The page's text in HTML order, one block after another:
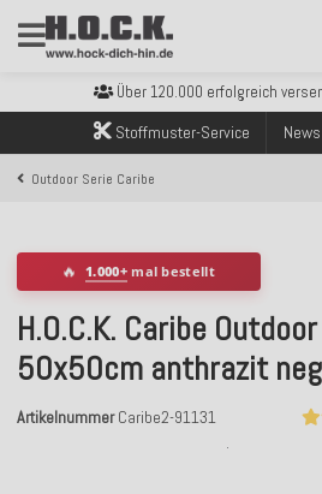
Über 120.000 erfolgreich
Sicher bezahlen mit Klarna,
Kostenloser Versand innerhalb
Über 120.000 erfolgreich
Sicher bezahlen mit Klarna,
Stoffmuster-Service
Outdoor Serie Caribe
🔥 1.000+mal bestellt
H.O.C.K. Caribe
50x50cm anthrazit
Artikelnummer Caribe2-91131